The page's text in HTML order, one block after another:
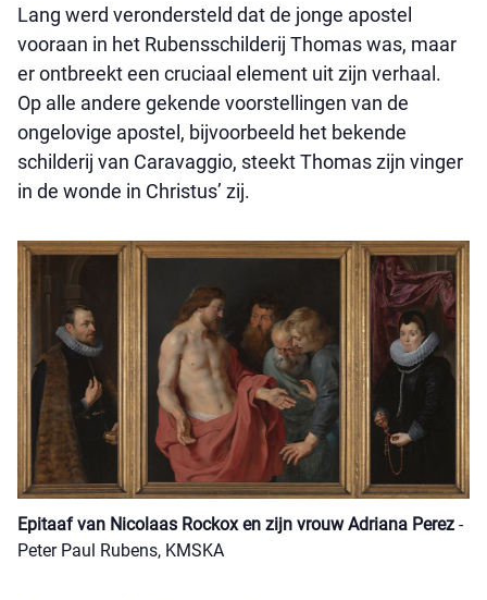
Lang werd verondersteld dat de jonge apostel
vooraan in het Rubensschilderij Thomas was, maar
er ontbreekt een cruciaal element uit zijn verhaal.
Op alle andere gekende voorstellingen van de
ongelovige apostel, bijvoorbeeld het bekende
schilderij van Caravaggio, steekt Thomas zijn vinger
in de wonde in Christus’ zij.
Epitaaf van Nicolaas Rockox en zijn vrouw Adriana Perez -
Peter Paul Rubens, KMSKA